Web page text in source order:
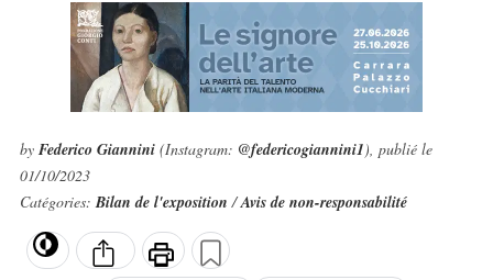
by Federico Giannini(Instagram: @federicogiannini1), publié le
01/10/2023
Catégories:Bilan de l'exposition/Avis de non-responsabilité